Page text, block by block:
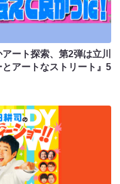
ート探索、第2弾は立川
アートなストリート』5